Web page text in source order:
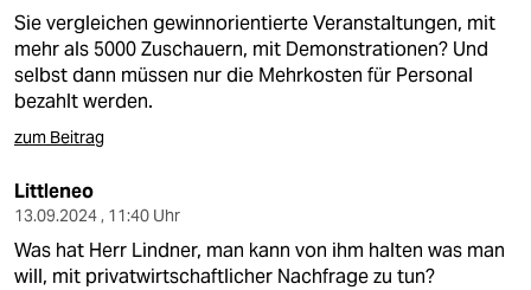
Sie vergleichen gewinnorientierte Veranstaltungen, mit
mehr als 5000 Zuschauern, mit Demonstrationen? Und
selbst dann müssen nur die Mehrkosten für Personal
bezahlt werden.
zum Beitrag
Littleneo
13.09.2024 , 11:40 Uhr
Was hat Herr Lindner, man kann von ihm halten was man
will, mit privatwirtschaftlicher Nachfrage zu tun?